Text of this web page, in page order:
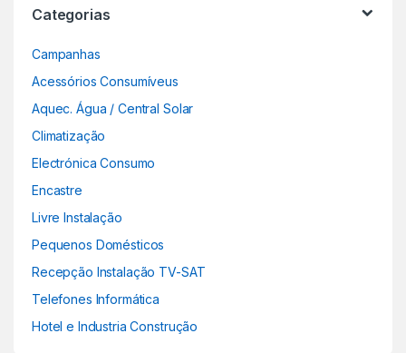
Categorias
Campanhas
Acessórios Consumíveus
Aquec. Água / Central Solar
Climatização
Electrónica Consumo
Encastre
Livre Instalação
Pequenos Domésticos
Recepção Instalação TV-SAT
Telefones Informática
Hotel e Industria Construção